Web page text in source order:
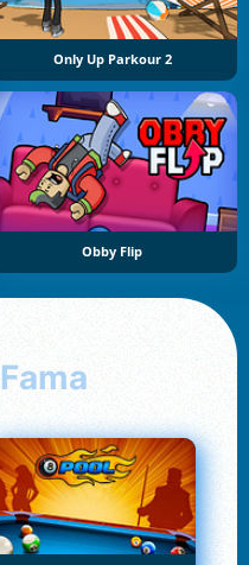
Only Up Parkour 2
Obby Flip
Fama